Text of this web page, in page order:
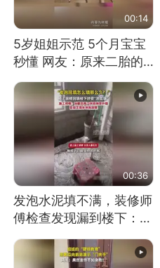
00:14
5岁姐姐示范 5个月宝宝
秒懂 网友：原来二胎的
快乐长这样
00:36
发泡水泥填不满，装修师
傅检查发现漏到楼下：出
风口未延伸到外墙